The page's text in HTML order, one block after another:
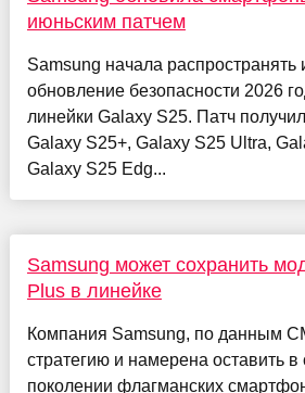
июньским патчем
Samsung начала распространять
обновление безопасности 2026
линейки Galaxy S25. Патч
Galaxy S25+, Galaxy S25 Ultra,
Galaxy S25 Edg...
Samsung может сохранить
Plus в линейке
Компания Samsung, по данным
стратегию и намерена оставить
поколении флагманских